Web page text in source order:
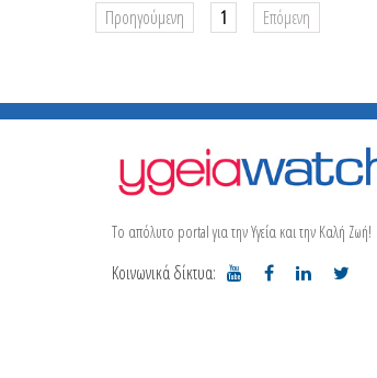
Προηγούμενη 1 Επόμενη
Το απόλυτο portal για την Υγεία και την Καλή Ζωή!
Κοινωνικά δίκτυα: